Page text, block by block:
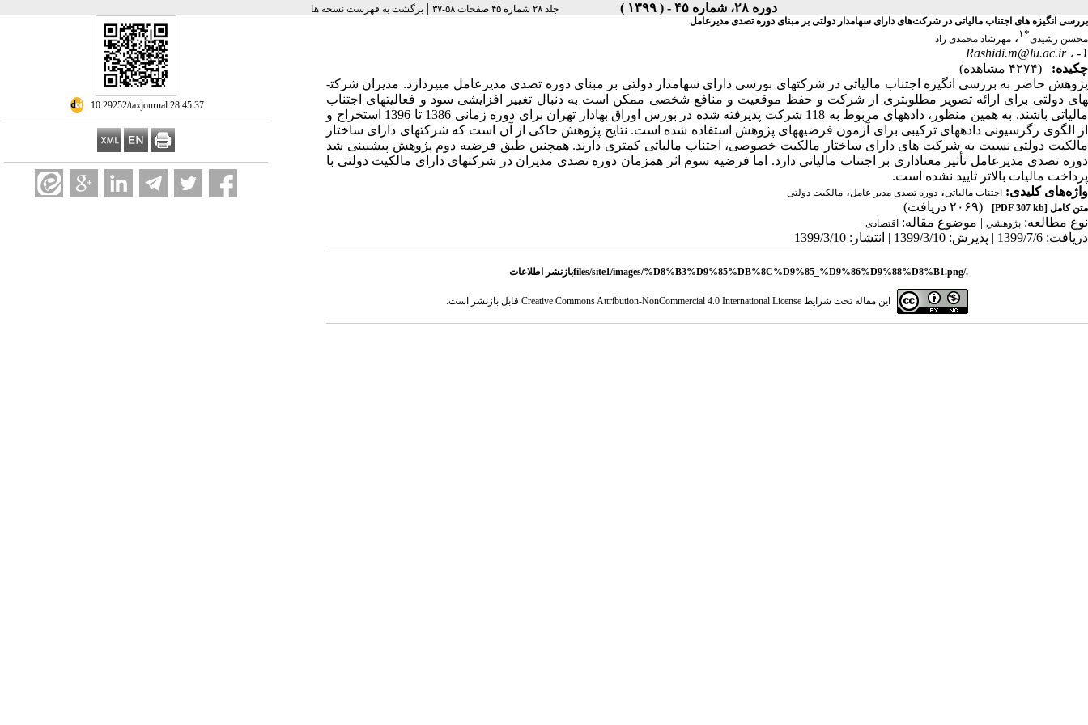
دوره ۲۸، شماره ۴۵ - ( ۱۳۹۹ ) جلد ۲۸ شماره ۴۵ صفحات ۵۸-۳۷ | برگشت به فهرست نسخه ها
‎ 10.29252/taxjournal.28.45.37
بررسی انگیزه های اجتناب مالیاتی در شرکت‌های دارای سهامدار دولتی بر مبنای دوره تصدی مدیرعامل
محسن رشیدی*۱ ، مهرشاد محمدی راد
۱- ،
Rashidi.m@lu.ac.ir
چکیده:
(۴۲۷۴ مشاهده)
پژوهش حاضر به بررسی انگیزه اجتناب مالیاتی در شرکت­های بورسی دارای سهامدار دولتی بر مبنای دوره تصدی مدیرعامل می­پردازد. مدیران شرکت­
های دولتی برای ارائه تصویر مطلوب­تری از شرکت و حفظ موقعیت و منافع شخصی ممکن است به دنبال تغییر افزایشی سود و فعالیت­های اجتناب
مالیاتی باشند. به همین منظور، داده
های مربوط به 118 شرکت پذیرفته شده در بورس اوراق بهادار تهران برای دوره زمانی 1386 تا 1396 استخراج و
از الگوی رگرسیونی دادههای ترکیبی برای آزمون فرضیههای پژوهش استفاده شده است. نتایج پژوهش حاکی از آن است که شرکتهای دارای ساختار
مالکیت دولتی نسبت به شرکت های دارای ساختار مالکیت خصوصی، اجتناب مالیاتی کمتری دارند. همچنین طبق فرضیه دوم پژوهش پیشبینی شد
دوره تصدی مدیرعامل تأثیر معناداری بر اجتناب مالیاتی دارد. اما فرضیه سوم اثر همزمان دوره تصدی مدیران در شرکتهای دارای مالکیت دولتی با
پرداخت مالیات بالاتر تایید نشده است.
واژه‌های کلیدی: اجتناب مالیاتی، دوره تصدی مدیر عامل، مالکیت دولتی
متن کامل [PDF 307 kb]
(۲۰۶۹ دریافت)
نوع مطالعه: پژوهشي | موضوع مقاله: اقتصادی
دریافت: 1399/7/6 | پذیرش: 1399/3/10 | انتشار: 1399/3/10
./files/site1/images/%D8%B3%D9%85%DB%8C%D9%85_%D9%86%D9%88%D8%B1.png بازنشر اطلاعات
این مقاله تحت شرایط Creative Commons Attribution-NonCommercial 4.0 International Licenseقابل بازنشر است.